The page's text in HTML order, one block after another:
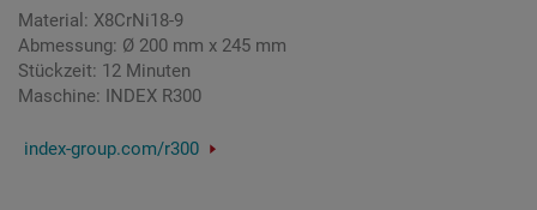
Material: X8CrNi18-9
Abmessung: Ø 200 mm x 245 mm
Stückzeit: 12 Minuten
Maschine: INDEX R300
index-group.com/r300